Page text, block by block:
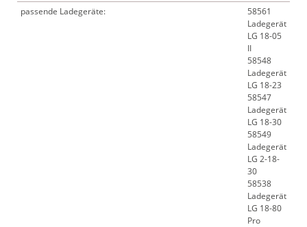
passende Ladegeräte:
58561
Ladegerät
LG 18-05
II
58548
Ladegerät
LG 18-23
58547
Ladegerät
LG 18-30
58549
Ladegerät
LG 2-18-
30
58538
Ladegerät
LG 18-80
Pro